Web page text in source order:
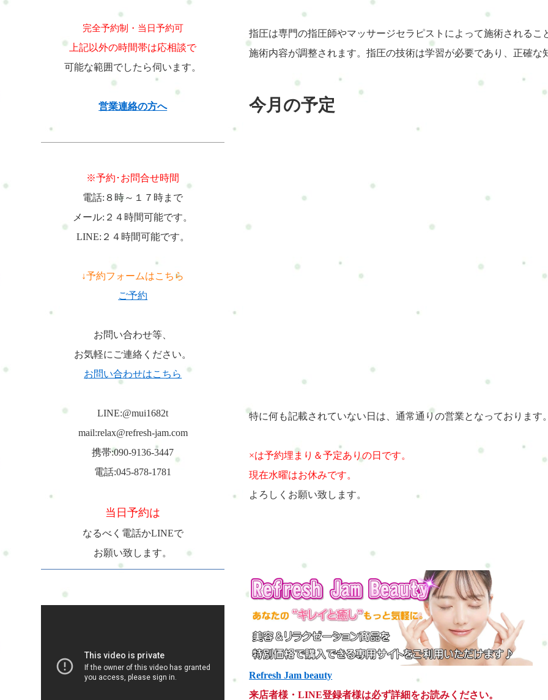
指圧は専門の指圧師やマッサージセラピストによって施術される
施術内容が調整されます。指圧の技術は学習が必要であり、正確な
今月の予定
特に何も記載されていない日は、通常通りの営業となっております
×は予約埋まり＆予定ありの日です。
現在水曜はお休みです。
よろしくお願い致します。
Refresh Jam beauty
来店者様・LINE登録者様は必ず詳細をお読みください。
完全予約制・当日予約可
上記以外の時間帯は応相談で
可能な範囲でしたら伺います。
営業連絡の方へ
※予約･お問合せ時間
電話:８時～１７時まで
メール:２４時間可能です。
LINE:２４時間可能です。
↓予約フォームはこちら
ご予約
お問い合わせ等、
お気軽にご連絡ください。
お問い合わせはこちら
LINE:@mui1682t
mail:relax@refresh-jam.com
携帯:090-9136-3447
電話:045-878-1781
当日予約は
なるべく電話かLINEで
お願い致します。